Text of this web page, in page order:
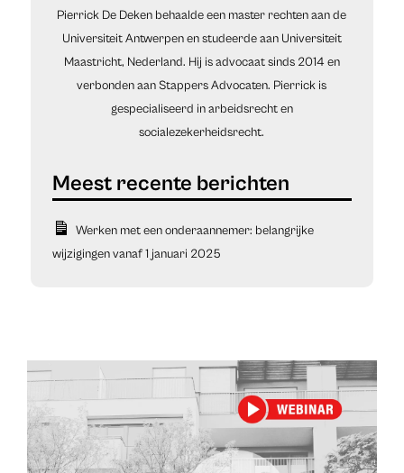
Pierrick De Deken behaalde een master rechten aan de
Universiteit Antwerpen en studeerde aan Universiteit
Maastricht, Nederland. Hij is advocaat sinds 2014 en
verbonden aan Stappers Advocaten. Pierrick is
gespecialiseerd in arbeidsrecht en
socialezekerheidsrecht.
Werken met een onderaannemer: belangrijke
wijzigingen vanaf 1 januari 2025